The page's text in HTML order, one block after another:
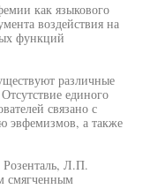
как языкового
воздействия на
функций
различные
единого
связано с
эвфемизмов, а также
Л.П.
смягченным